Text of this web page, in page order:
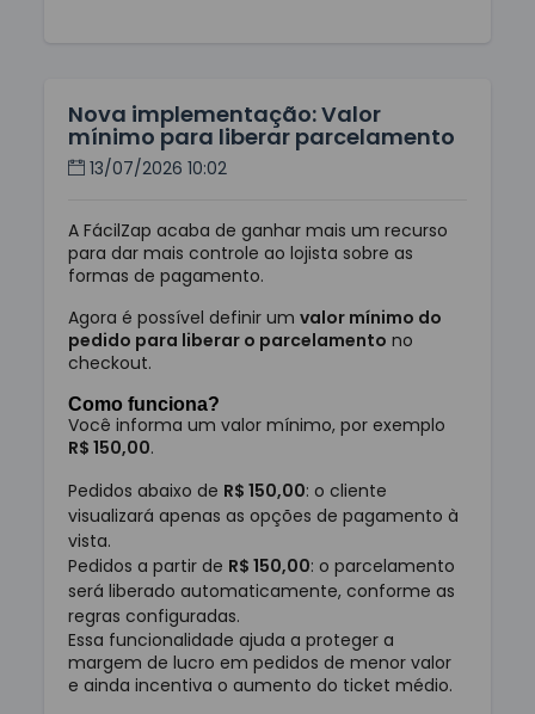
Nova implementação: Valor
mínimo para liberar parcelamento
13/07/2026 10:02
A FácilZap acaba de ganhar mais um recurso
para dar mais controle ao lojista sobre as
formas de pagamento.
Agora é possível definir umvalor mínimo do
pedido para liberar o parcelamento no
checkout.
Como funciona?
Você informa um valor mínimo, por exemplo
R$ 150,00.
Pedidos abaixo de R$ 150,00: o cliente
visualizará apenas as opções de pagamento à
vista.
Pedidos a partir de R$ 150,00: o parcelamento
será liberado automaticamente, conforme as
regras configuradas.
Essa funcionalidade ajuda a proteger a
margem de lucro em pedidos de menor valor
e ainda incentiva o aumento do ticket médio.